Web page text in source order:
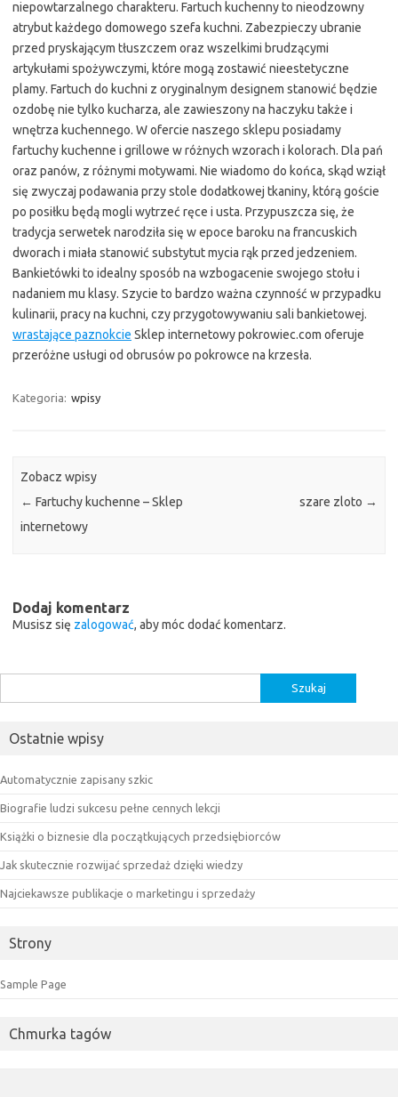
niepowtarzalnego charakteru. Fartuch kuchenny to nieodzowny
atrybut każdego domowego szefa kuchni. Zabezpieczy ubranie
przed pryskającym tłuszczem oraz wszelkimi brudzącymi
artykułami spożywczymi, które mogą zostawić nieestetyczne
plamy. Fartuch do kuchni z oryginalnym designem stanowić będzie
ozdobę nie tylko kucharza, ale zawieszony na haczyku także i
wnętrza kuchennego. W ofercie naszego sklepu posiadamy
fartuchy kuchenne i grillowe w różnych wzorach i kolorach. Dla pań
oraz panów, z różnymi motywami. Nie wiadomo do końca, skąd wziął
się zwyczaj podawania przy stole dodatkowej tkaniny, którą goście
po posiłku będą mogli wytrzeć ręce i usta. Przypuszcza się, że
tradycja serwetek narodziła się w epoce baroku na francuskich
dworach i miała stanowić substytut mycia rąk przed jedzeniem.
Bankietówki to idealny sposób na wzbogacenie swojego stołu i
nadaniem mu klasy. Szycie to bardzo ważna czynność w przypadku
kulinarii, pracy na kuchni, czy przygotowywaniu sali bankietowej.
wrastające paznokcie Sklep internetowy pokrowiec.com oferuje
przeróżne usługi od obrusów po pokrowce na krzesła.
Kategoria: wpisy
Zobacz wpisy
← Fartuchy kuchenne – Sklep
internetowy
szare zloto →
Dodaj komentarz
Musisz się zalogować, aby móc dodać komentarz.
Ostatnie wpisy
Automatycznie zapisany szkic
Biografie ludzi sukcesu pełne cennych lekcji
Książki o biznesie dla początkujących przedsiębiorców
Jak skutecznie rozwijać sprzedaż dzięki wiedzy
Najciekawsze publikacje o marketingu i sprzedaży
Strony
Sample Page
Chmurka tagów